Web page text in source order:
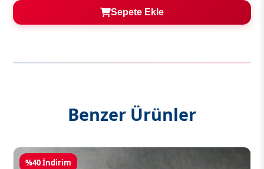
Sepete Ekle
Benzer Ürünler
%40 İndirim